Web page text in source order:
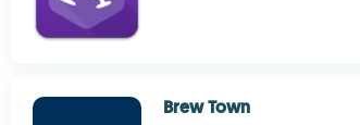
Brew Town